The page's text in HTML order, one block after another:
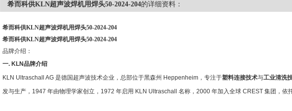
希而科供KLN超声波焊机用焊头50-2024-204的详细资料：
希而科供KLN超声波焊机用焊头50-2024-204
希而科供KLN超声波焊机用焊头50-2024-204
品牌介绍：
一. KLN品牌介绍
KLN Ultraschall AG 是德国超声波技术企业，总部位于黑森州 Heppenheim ，专注于塑料连接技术与工业清洗
发与生产， 1947 年由物理学家创立， 1972 年启用 KLN Ultraschall 名称， 2000 年加入全球 CREST 集团，依